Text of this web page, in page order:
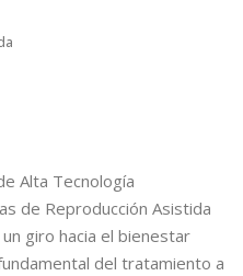
Alta Tecnología
de Reproducción Asistida
giro hacia el bienestar
del tratamiento a